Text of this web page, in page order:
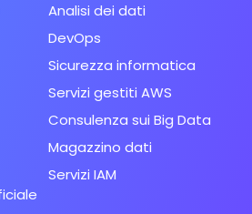
Analisi dei dati
DevOps
Sicurezza informatica
Servizi gestiti AWS
Consulenza sui Big Data
Magazzino dati
Servizi IAM